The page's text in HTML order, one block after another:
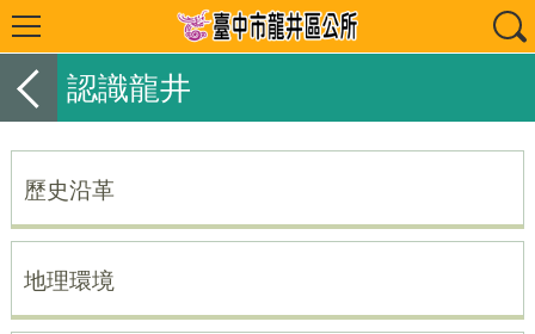
認識龍井
歷史沿革
地理環境